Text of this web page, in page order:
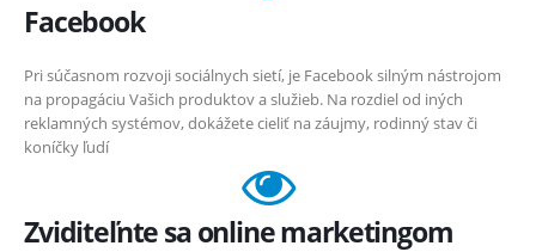
Facebook
Pri súčasnom rozvoji sociálnych sietí, je Facebook silným nástrojom
na propagáciu Vašich produktov a služieb. Na rozdiel od iných
reklamných systémov, dokážete cieliť na záujmy, rodinný stav či
koníčky ľudí
Zviditeľnte sa online marketingom